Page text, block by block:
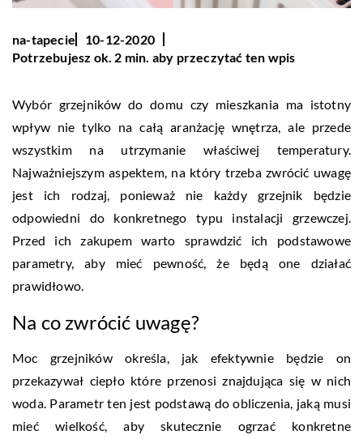
na-tapecie
10-12-2020
Potrzebujesz ok. 2 min. aby przeczytać ten wpis
Wybór grzejników do domu czy mieszkania ma istotny
wpływ nie tylko na całą aranżację wnętrza, ale przede
wszystkim na utrzymanie właściwej temperatury.
Najważniejszym aspektem, na który trzeba zwrócić uwagę
jest ich rodzaj, ponieważ nie każdy grzejnik będzie
odpowiedni do konkretnego typu instalacji grzewczej.
Przed ich zakupem warto sprawdzić ich podstawowe
parametry, aby mieć pewność, że będą one działać
prawidłowo.
Na co zwrócić uwagę?
Moc grzejników określa, jak efektywnie będzie on
przekazywał ciepło które przenosi znajdująca się w nich
woda. Parametr ten jest podstawą do obliczenia, jaką musi
mieć wielkość, aby skutecznie ogrzać konkretne